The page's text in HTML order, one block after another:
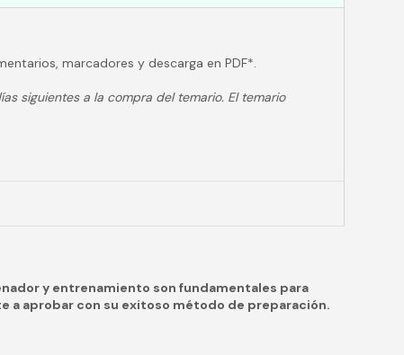
marcadores y descarga en PDF*.
siguientes a la compra del temario. El temario
y entrenamiento son fundamentales para
a aprobar con su exitoso método de preparación.